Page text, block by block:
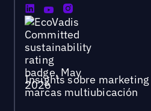
Insights sobre
marcas multiubicación